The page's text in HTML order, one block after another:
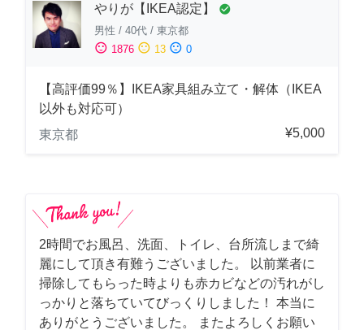
やりが【IKEA認定】 check_circle
男性 / 40代 / 東京都
sentiment_satisfied 1876 sentiment_neutral 13 sentiment_dissatisfied 0
【高評価99％】IKEA家具組み立て・解体（IKEA
以外も対応可）
東京都
¥5,000
2時間でお風呂、洗面、トイレ、台所流しまで綺
麗にして頂き有難うございました。 以前業者に
掃除してもらった時よりも赤カビなどの汚れがし
っかりと落ちていてびっくりしました！ 本当に
ありがとうございました。 またよろしくお願い